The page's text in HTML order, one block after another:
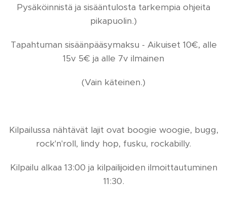
Pysäköinnistä ja sisääntulosta tarkempia ohjeita
pikapuolin.)
Tapahtuman sisäänpääsymaksu - Aikuiset 10€, alle
15v 5€ ja alle 7v ilmainen
(Vain käteinen.)
Kilpailussa nähtävät lajit ovat boogie woogie, bugg,
rock'n'roll, lindy hop, fusku, rockabilly.
Kilpailu alkaa 13:00 ja kilpailijoiden ilmoittautuminen
11:30.